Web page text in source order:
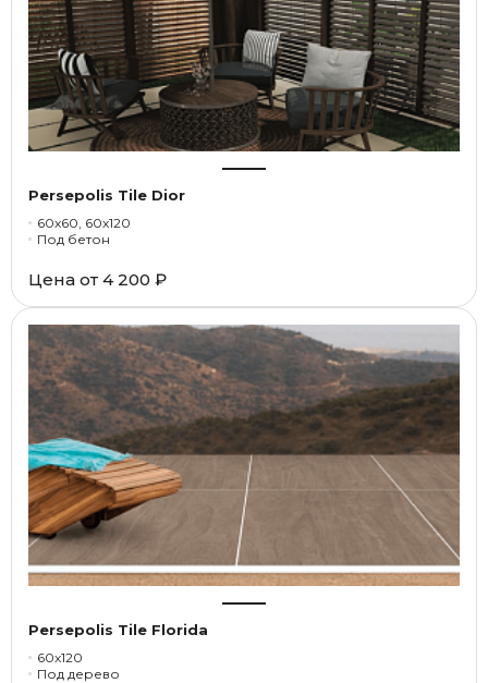
Persepolis Tile Dior
60x60, 60x120
Под бетон
Цена от 4 200 ₽
Persepolis Tile Florida
60x120
Под дерево